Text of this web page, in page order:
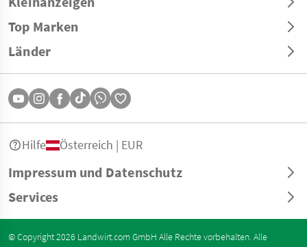
Top Marken
Länder
Impressum und Datenschutz
Services
Hilfe Österreich | EUR
© Copyright 2026 Landwirt.com GmbH Alle Rechte vorbehalten. Alle